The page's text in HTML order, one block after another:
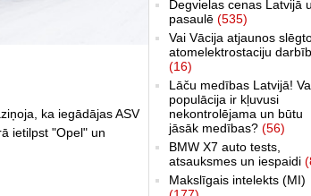
ka iegādājas ASV
ietilpst "Opel" un
Degvielas cenas Latvijā
pasaulē (535)
Vai Vācija atjaunos
atomelektrostaciju
(16)
Lāču medības Latvijā!
populācija ir kļuvusi
nekontrolējama un būtu
jāsāk medības? (56)
BMW X7 auto tests,
atsauksmes un iespaidi
Makslīgais intelekts (MI)